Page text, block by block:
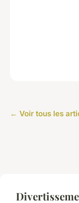
← Voir tous les